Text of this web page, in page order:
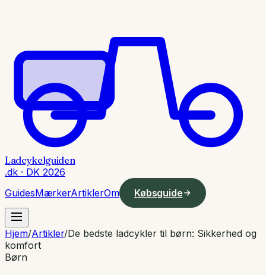
Ladcykelguiden
.dk · DK 2026
GuidesMærkerArtiklerOm Købsguide
Hjem/Artikler/De bedste ladcykler til børn: Sikkerhed og
komfort
Børn